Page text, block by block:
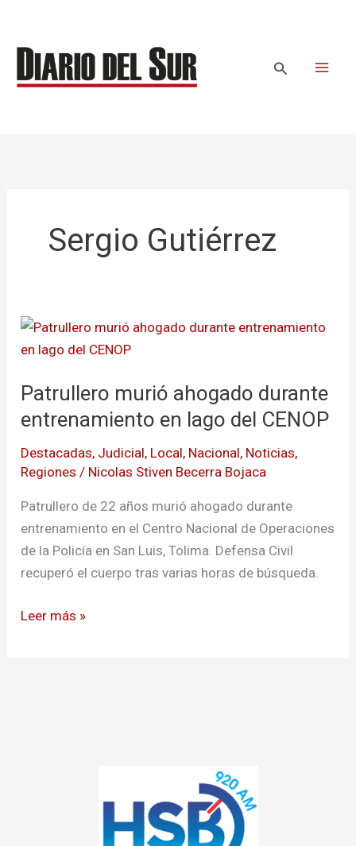
contenido
Buscar
Sergio Gutiérrez
Patrullero murió ahogado durante
entrenamiento en lago del CENOP
Destacadas, Judicial, Local, Nacional, Noticias,
Regiones / Nicolas Stiven Becerra Bojaca
Patrullero de 22 años murió ahogado durante
entrenamiento en el Centro Nacional de Operaciones
de la Policía en San Luis, Tolima. Defensa Civil
recuperó el cuerpo tras varias horas de búsqueda.
Patrullero
murió
durante
entrenamiento
lago
del
CENOP
Leer más »